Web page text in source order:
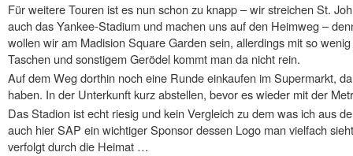
Für weitere Touren ist es nun schon zu knapp – wir streichen St.
auch das Yankee-Stadium und machen uns auf den Heimweg –
wollen wir am Madision Square Garden sein, allerdings mit so
Taschen und sonstigem Gerödel kommt man da nicht rein.
Auf dem Weg dorthin noch eine Runde einkaufen im Supermarkt,
haben. In der Unterkunft kurz abstellen, bevor es wieder mit der
Das Stadion ist echt riesig und kein Vergleich zu dem was ich aus
auch hier SAP ein wichtiger Sponsor dessen Logo man vielfach
verfolgt durch die Heimat …